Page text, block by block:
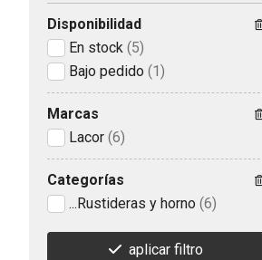
Disponibilidad
En stock (5)
Bajo pedido (1)
Marcas
Lacor (6)
Categorías
...Rustideras y horno (6)
aplicar filtro